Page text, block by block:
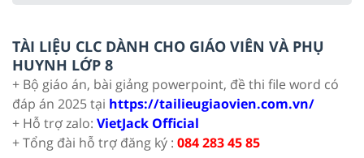
TÀI LIỆU CLC DÀNH CHO GIÁO VIÊN VÀ PHỤ
HUYNH LỚP 8
+ Bộ giáo án, bài giảng powerpoint, đề thi file word có
đáp án 2025 tại https://tailieugiaovien.com.vn/
+ Hỗ trợ zalo: VietJack Official
+ Tổng đài hỗ trợ đăng ký : 084 283 45 85